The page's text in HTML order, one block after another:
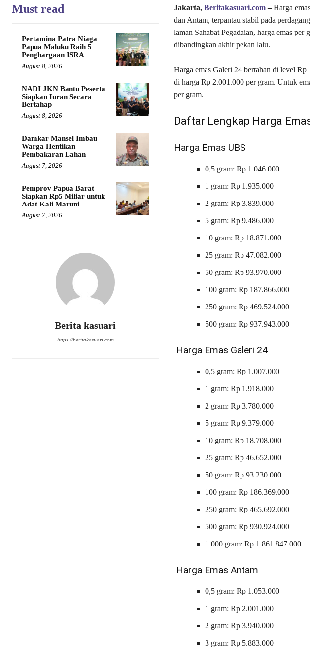
Must read
Pertamina Patra Niaga
Papua Maluku Raih 5
Penghargaan ISRA
August 8, 2026
NADI JKN Bantu Peserta
Siapkan Iuran Secara
Bertahap
August 8, 2026
Damkar Mansel Imbau
Warga Hentikan
Pembakaran Lahan
August 7, 2026
Pemprov Papua Barat
Siapkan Rp5 Miliar untuk
Adat Kali Maruni
August 7, 2026
Berita kasuari
https://beritakasuari.com
Jakarta, Beritakasuari.com–Harga
dan Antam, terpantau stabil pada
laman Sahabat Pegadaian, harga emas
dibandingkan akhir pekan lalu.
Harga emas Galeri 24 bertahan di level Rp
di harga Rp 2.001.000 per gram. Untuk
per gram.
Daftar Lengkap Harga
Harga Emas UBS
0,5 gram: Rp 1.046.000
1 gram: Rp 1.935.000
2 gram: Rp 3.839.000
5 gram: Rp 9.486.000
10 gram: Rp 18.871.000
25 gram: Rp 47.082.000
50 gram: Rp 93.970.000
100 gram: Rp 187.866.000
250 gram: Rp 469.524.000
500 gram: Rp 937.943.000
Harga Emas Galeri 24
0,5 gram: Rp 1.007.000
1 gram: Rp 1.918.000
2 gram: Rp 3.780.000
5 gram: Rp 9.379.000
10 gram: Rp 18.708.000
25 gram: Rp 46.652.000
50 gram: Rp 93.230.000
100 gram: Rp 186.369.000
250 gram: Rp 465.692.000
500 gram: Rp 930.924.000
1.000 gram: Rp 1.861.847.000
Harga Emas Antam
0,5 gram: Rp 1.053.000
1 gram: Rp 2.001.000
2 gram: Rp 3.940.000
3 gram: Rp 5.883.000